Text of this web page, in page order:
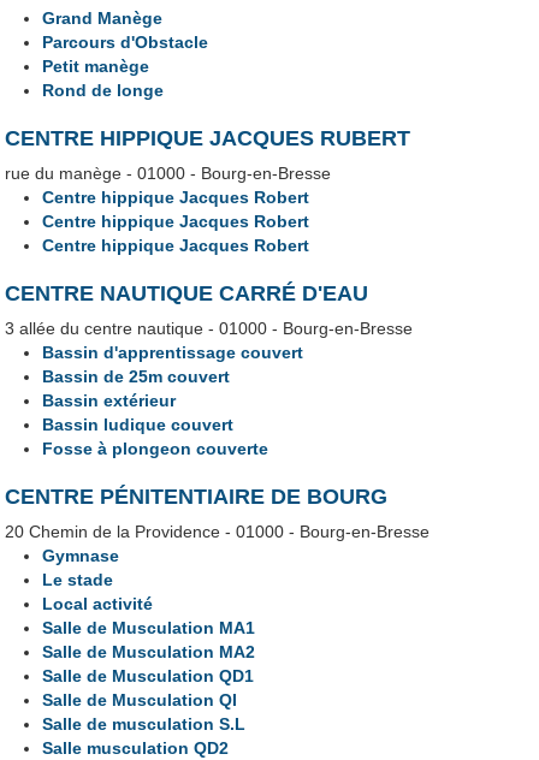
Grand Manège
Parcours d'Obstacle
Petit manège
Rond de longe
CENTRE HIPPIQUE JACQUES RUBERT
rue du manège - 01000 - Bourg-en-Bresse
Centre hippique Jacques Robert
Centre hippique Jacques Robert
Centre hippique Jacques Robert
CENTRE NAUTIQUE CARRÉ D'EAU
3 allée du centre nautique - 01000 - Bourg-en-Bresse
Bassin d'apprentissage couvert
Bassin de 25m couvert
Bassin extérieur
Bassin ludique couvert
Fosse à plongeon couverte
CENTRE PÉNITENTIAIRE DE BOURG
20 Chemin de la Providence - 01000 - Bourg-en-Bresse
Gymnase
Le stade
Local activité
Salle de Musculation MA1
Salle de Musculation MA2
Salle de Musculation QD1
Salle de Musculation QI
Salle de musculation S.L
Salle musculation QD2